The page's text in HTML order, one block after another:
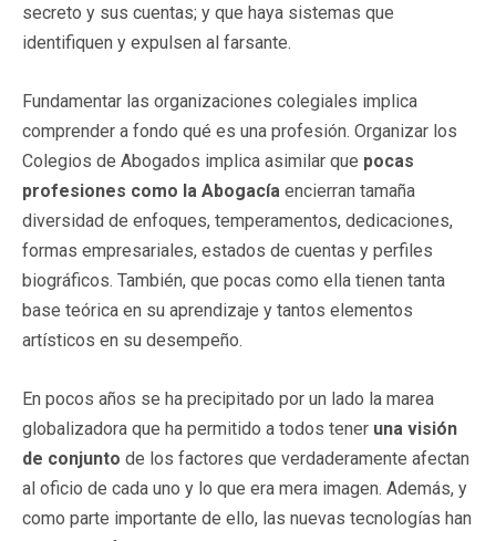
secreto y sus cuentas; y que haya sistemas que
identifiquen y expulsen al farsante.
Fundamentar las organizaciones colegiales implica
comprender a fondo qué es una profesión. Organizar los
Colegios de Abogados implica asimilar que pocas
profesiones como la Abogacía encierran tamaña
diversidad de enfoques, temperamentos, dedicaciones,
formas empresariales, estados de cuentas y perfiles
biográficos. También, que pocas como ella tienen tanta
base teórica en su aprendizaje y tantos elementos
artísticos en su desempeño.
En pocos años se ha precipitado por un lado la marea
globalizadora que ha permitido a todos tener una visión
de conjunto de los factores que verdaderamente afectan
al oficio de cada uno y lo que era mera imagen. Además, y
como parte importante de ello, las nuevas tecnologías han